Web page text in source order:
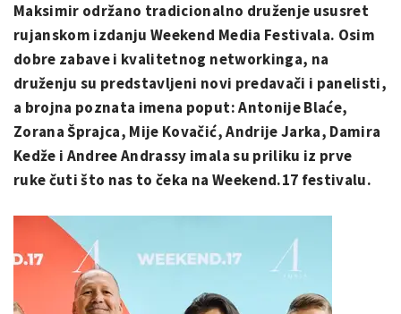
Maksimir održano tradicionalno druženje ususret
rujanskom izdanju Weekend Media Festivala. Osim
dobre zabave i kvalitetnog networkinga, na
druženju su predstavljeni novi predavači i panelisti,
a brojna poznata imena poput: Antonije Blaće,
Zorana Šprajca, Mije Kovačić, Andrije Jarka, Damira
Kedže i Andree Andrassy imala su priliku iz prve
ruke čuti što nas to čeka na Weekend.17 festivalu.